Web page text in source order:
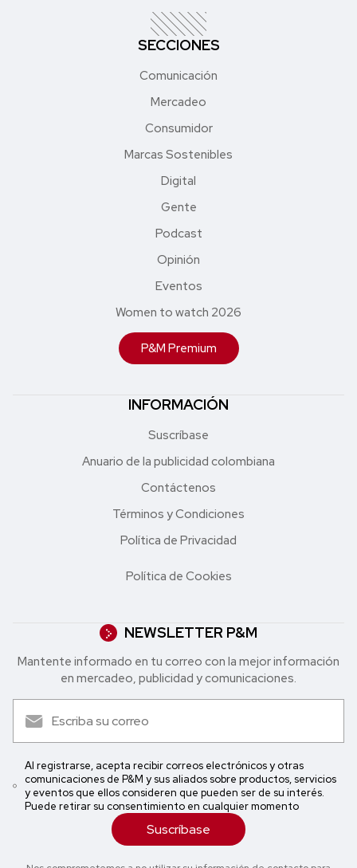
SECCIONES
Comunicación
Mercadeo
Consumidor
Marcas Sostenibles
Digital
Gente
Podcast
Opinión
Eventos
Women to watch 2026
P&M Premium
INFORMACIÓN
Suscríbase
Anuario de la publicidad colombiana
Contáctenos
Términos y Condiciones
Política de Privacidad
Política de Cookies
NEWSLETTER P&M
Mantente informado en tu correo con la mejor in formación
en mercadeo, publicidad y comunicaciones.
Al registrarse, acepta recibir correos electrónicos y otras
comunicaciones de P&M y sus aliados sobre productos, servicios
y eventos que ellos consideren que pueden ser de su interés.
Puede retirar su consentimiento en cualquier momento
Suscríbase